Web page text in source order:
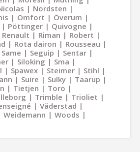
Nordsten
Omfort
Överum
Pöttinger
Quivogne
Renault Riman
Robert
Rota dairon
Rousseau
Same Seguip
Sentar
Siloking
Sma
Spawex Steimer
Stihl
Suire Sulky
Taarup
Tietjen
Toro
Trimble
Trioliet
Väderstad
Weidemann
Woods